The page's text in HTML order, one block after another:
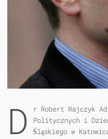
D
r Robert Rajczyk
Politycznych i
Śląskiego w